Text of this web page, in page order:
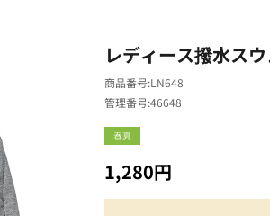
春夏
レディース撥水ス
1,280円
商品番号 LN648
管理番号46648